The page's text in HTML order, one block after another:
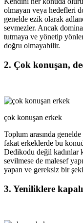
olmayan veya hedefleri
genelde ezik olarak
sevmezler. Ancak
tutmaya ve yönetip
doğru olmayabilir.
2. Çok konuşan,
çok konuşan erkek
Toplum arasında
fakat erkeklerde bu
Dedikodu değil kadınlar
sevilmese de malesef
yapan ve gereksiz bir
3. Yeniliklere kapalı